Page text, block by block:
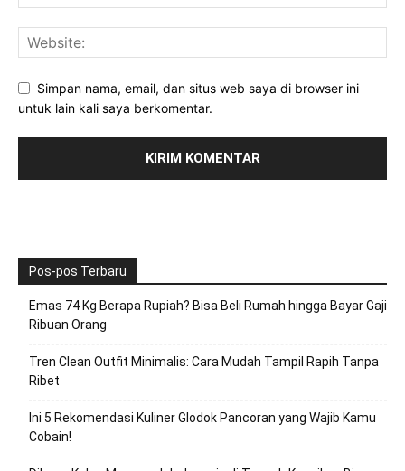
Simpan nama, email, dan situs web saya di browser ini
untuk lain kali saya berkomentar.
Pos-pos Terbaru
Emas 74 Kg Berapa Rupiah? Bisa Beli Rumah hingga Bayar Gaji
Ribuan Orang
Tren Clean Outfit Minimalis: Cara Mudah Tampil Rapih Tanpa
Ribet
Ini 5 Rekomendasi Kuliner Glodok Pancoran yang Wajib Kamu
Cobain!